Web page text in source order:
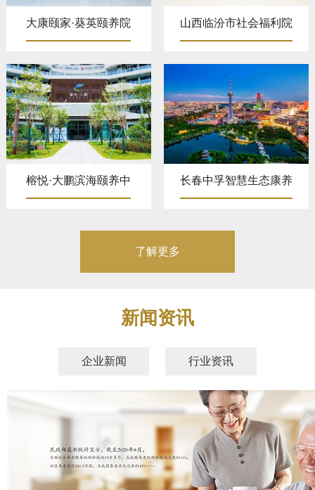
大康颐家·葵英颐养院 山西临汾市社会福利院
榕悦·大鹏滨海颐养中 长春中孚智慧生态康养
了解更多
新闻资讯
企业新闻 行业资讯